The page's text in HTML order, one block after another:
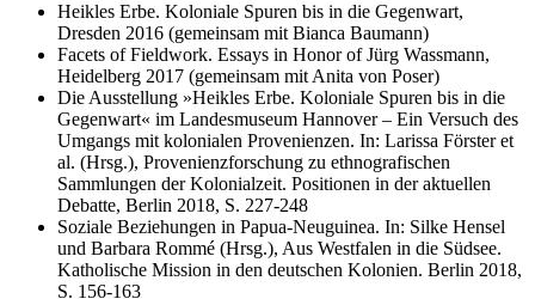
Heikles Erbe. Koloniale Spuren bis in die Gegenwart,
Dresden 2016 (gemeinsam mit Bianca Baumann)
Facets of Fieldwork. Essays in Honor of Jürg Wassmann,
Heidelberg 2017 (gemeinsam mit Anita von Poser)
Die Ausstellung »Heikles Erbe. Koloniale Spuren bis in die
Gegenwart« im Landesmuseum Hannover – Ein Versuch des
Umgangs mit kolonialen Provenienzen. In: Larissa Förster et
al. (Hrsg.), Provenienzforschung zu ethnografischen
Sammlungen der Kolonialzeit. Positionen in der aktuellen
Debatte, Berlin 2018, S. 227-248
Soziale Beziehungen in Papua-Neuguinea. In: Silke Hensel
und Barbara Rommé (Hrsg.), Aus Westfalen in die Südsee.
Katholische Mission in den deutschen Kolonien. Berlin 2018,
S. 156-163